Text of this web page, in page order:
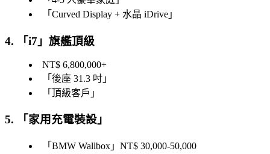
「 Curved Display + 水晶 iDrive 」
4. 「i7 」旗艦頂級
NT$ 6,800,000+
「 後座 31.3 吋 」
「 頂級客戶 」
5. 「 家用充電裝設 」
「 BMW Wallbox 」NT$ 30,000-50,000